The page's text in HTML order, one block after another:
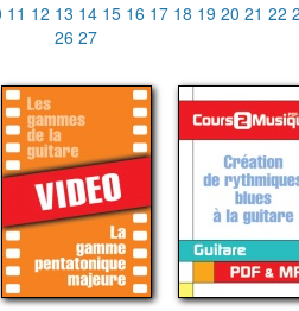
11 12 13 14 15 16 17 18 19 20 21 22
26 27